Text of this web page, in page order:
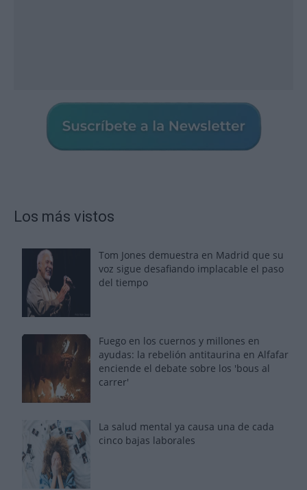
Los más vistos
Tom Jones demuestra en Madrid que su
voz sigue desafiando implacable el paso
del tiempo
Fuego en los cuernos y millones en
ayudas: la rebelión antitaurina en Alfafar
enciende el debate sobre los 'bous al
carrer'
La salud mental ya causa una de cada
cinco bajas laborales